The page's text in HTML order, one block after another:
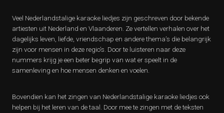
Veel Nederlandstalige karaoke liedjes zijn geschreven door bekende
artiesten uit Nederland en Vlaanderen. Ze vertellen verhalen over het
dagelijks leven, liefde, vriendschap en andere thema’s die belangrijk
zijn voor mensen in deze regio’s. Door te luisteren naar deze
nummers krijg je een beter begrip van wat er speelt in de
samenleving en hoe mensen denken en voelen.
Bovendien kan het zingen van Nederlandstalige karaoke liedjes ook
helpen bij het leren van de taal. Door mee te zingen met de teksten